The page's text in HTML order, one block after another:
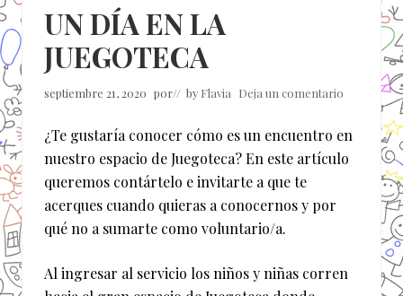
UN DÍA EN LA
JUEGOTECA
septiembre 21, 2020 por// by Flavia Deja un comentario
¿Te gustaría conocer cómo es un encuentro en
nuestro espacio de Juegoteca? En este artículo
queremos contártelo e invitarte a que te
acerques cuando quieras a conocernos y por
qué no a sumarte como voluntario/a.
Al ingresar al servicio los niños y niñas corren